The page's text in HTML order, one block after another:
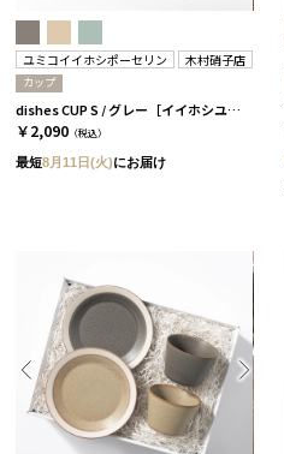
ユミコイイホシポーセリン 木村硝子店
カップ
dishes CUP S / グレー［イイホシユミコ×木村硝子店］
￥2,090 （税込）
最短8月11日(火)にお届け